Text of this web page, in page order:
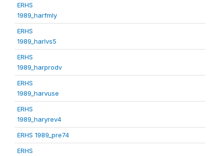
ERHS
1989_harfmly
ERHS
1989_harlvs5
ERHS
1989_harprodv
ERHS
1989_harvuse
ERHS
1989_haryrev4
ERHS 1989_pre74
ERHS